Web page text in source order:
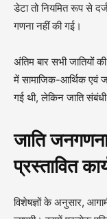
डेटा तो नियमित रूप से
गणना नहीं की गई।
अंतिम बार सभी जातियों
में सामाजिक-आर्थिक एवं
गई थी, लेकिन जाति
जाति
प्रस्तावित
विशेषज्ञों के अनुसार,